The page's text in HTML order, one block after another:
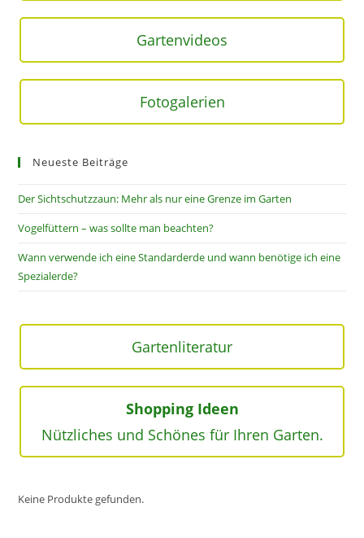
Gartenvideos
Fotogalerien
Neueste Beiträge
Der Sichtschutzzaun: Mehr als nur eine Grenze im Garten
Vogelfüttern – was sollte man beachten?
Wann verwende ich eine Standarderde und wann benötige ich eine
Spezialerde?
Gartenliteratur
Shopping Ideen
Nützliches und Schönes für Ihren Garten.
Keine Produkte gefunden.